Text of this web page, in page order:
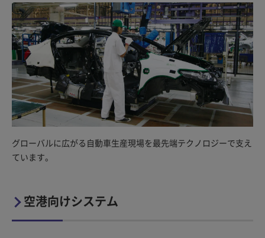
グローバルに広がる自動車生産現場を最先端テクノロジーで支え
ています。
空港向けシステム